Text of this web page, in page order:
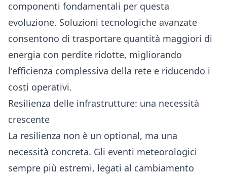
componenti fondamentali per questa
evoluzione. Soluzioni tecnologiche avanzate
consentono di trasportare quantità maggiori di
energia con perdite ridotte, migliorando
l'efficienza complessiva della rete e riducendo i
costi operativi.
Resilienza delle infrastrutture: una necessità
crescente
La resilienza non è un optional, ma una
necessità concreta. Gli eventi meteorologici
sempre più estremi, legati al cambiamento